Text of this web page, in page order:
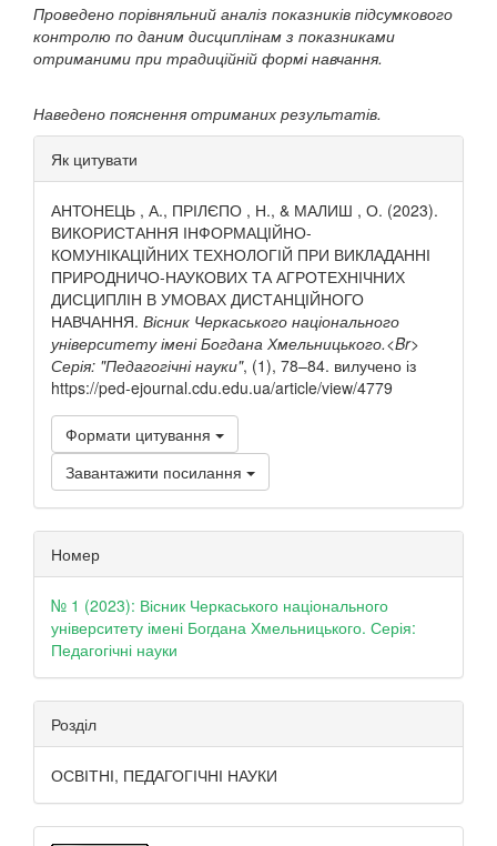
Проведено порівняльний аналіз показників підсумкового
контролю по даним дисциплінам з показниками
отриманими при традиційній формі навчання.
Наведено пояснення отриманих результатів.
Як цитувати
АНТОНЕЦЬ , А., ПРІЛЄПО , Н., & МАЛИШ , О. (2023).
ВИКОРИСТАННЯ ІНФОРМАЦІЙНО-
КОМУНІКАЦІЙНИХ ТЕХНОЛОГІЙ ПРИ ВИКЛАДАННІ
ПРИРОДНИЧО-НАУКОВИХ ТА АГРОТЕХНІЧНИХ
ДИСЦИПЛІН В УМОВАХ ДИСТАНЦІЙНОГО
НАВЧАННЯ. Вісник Черкаського національного
університету імені Богдана Хмельницького.<Br>
Серія: "Педагогічні науки", (1), 78–84. вилучено із
https://ped-ejournal.cdu.edu.ua/article/view/4779
Формати цитування
Завантажити посилання
Номер
№ 1 (2023): Вісник Черкаського національного
університету імені Богдана Хмельницького. Серія:
Педагогічні науки
Розділ
ОСВІТНІ, ПЕДАГОГІЧНІ НАУКИ